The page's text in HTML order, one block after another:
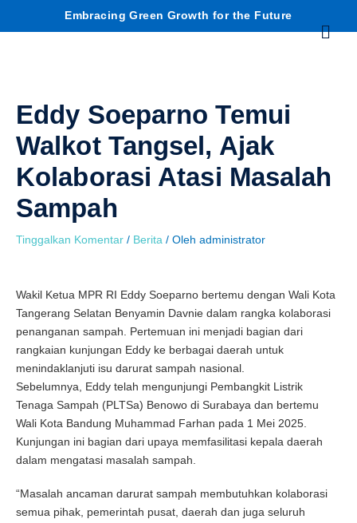
Embracing Green Growth for the Future
Menu
Eddy Soeparno Temui
Walkot Tangsel, Ajak
Kolaborasi Atasi Masalah
Sampah
Tinggalkan Komentar / Berita / Oleh administrator
Wakil Ketua MPR RI Eddy Soeparno bertemu dengan Wali Kota
Tangerang Selatan Benyamin Davnie dalam rangka kolaborasi
penanganan sampah. Pertemuan ini menjadi bagian dari
rangkaian kunjungan Eddy ke berbagai daerah untuk
menindaklanjuti isu darurat sampah nasional.
Sebelumnya, Eddy telah mengunjungi Pembangkit Listrik
Tenaga Sampah (PLTSa) Benowo di Surabaya dan bertemu
Wali Kota Bandung Muhammad Farhan pada 1 Mei 2025.
Kunjungan ini bagian dari upaya memfasilitasi kepala daerah
dalam mengatasi masalah sampah.
“Masalah ancaman darurat sampah membutuhkan kolaborasi
semua pihak, pemerintah pusat, daerah dan juga seluruh